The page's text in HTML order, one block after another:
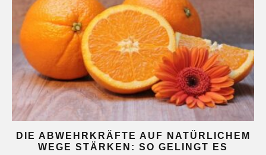
DIE ABWEHRKRÄFTE AUF NATÜRLICHEM
WEGE STÄRKEN: SO GELINGT ES